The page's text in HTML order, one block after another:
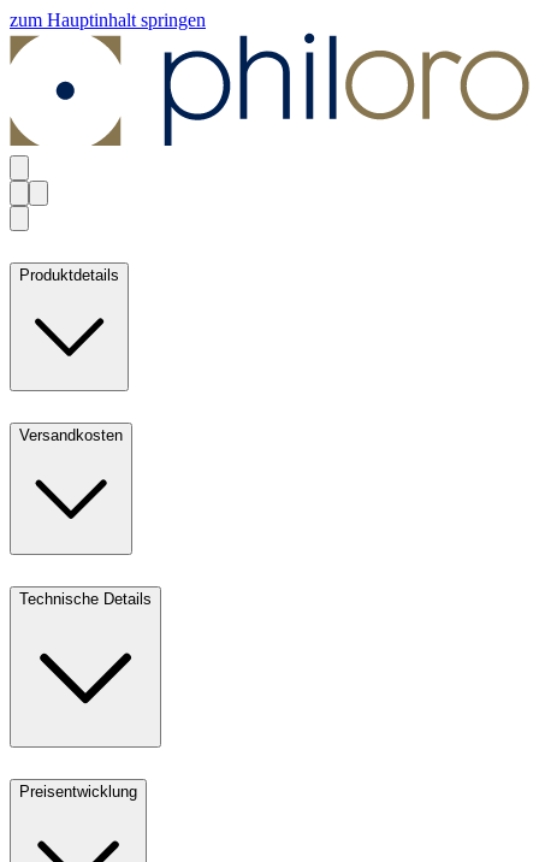
zum Hauptinhalt springen
Produktdetails
Versandkosten
Technische Details
Preisentwicklung